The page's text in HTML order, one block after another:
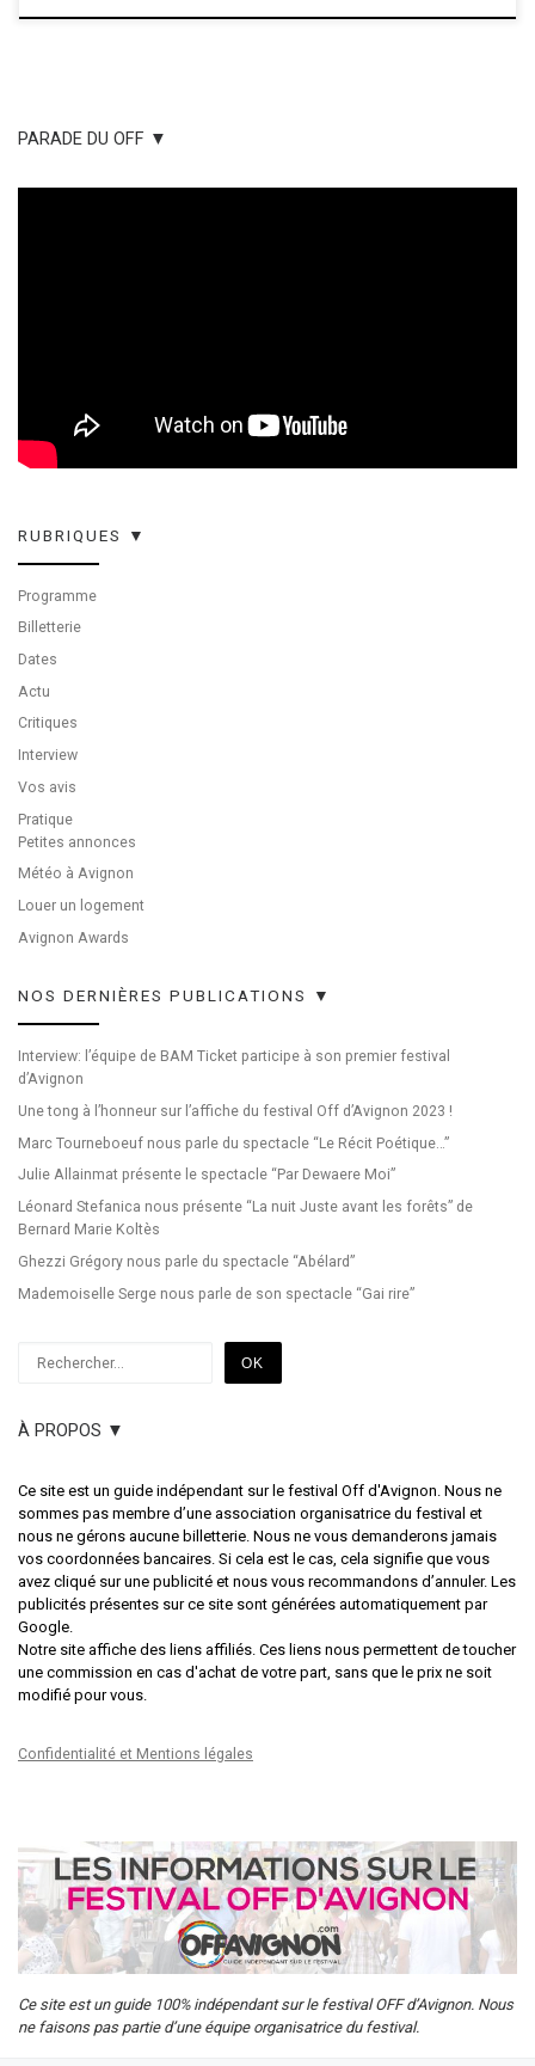
PARADE DU OFF ▼
RUBRIQUES ▼
Programme
Billetterie
Dates
Actu
Critiques
Interview
Vos avis
Pratique
Petites annonces
Météo à Avignon
Louer un logement
Avignon Awards
NOS DERNIÈRES PUBLICATIONS ▼
Interview: l’équipe de BAM Ticket participe à son premier festival
d’Avignon
Une tong à l’honneur sur l’affiche du festival Off d’Avignon 2023 !
Marc Tourneboeuf nous parle du spectacle “Le Récit Poétique…”
Julie Allainmat présente le spectacle “Par Dewaere Moi”
Léonard Stefanica nous présente “La nuit Juste avant les forêts” de
Bernard Marie Koltès
Ghezzi Grégory nous parle du spectacle “Abélard”
Mademoiselle Serge nous parle de son spectacle “Gai rire”
OK
À PROPOS ▼
Ce site est un guide indépendant sur le festival Off d'Avignon. Nous ne
sommes pas membre d’une association organisatrice du festival et
nous ne gérons aucune billetterie. Nous ne vous demanderons jamais
vos coordonnées bancaires. Si cela est le cas, cela signifie que vous
avez cliqué sur une publicité et nous vous recommandons d’annuler. Les
publicités présentes sur ce site sont générées automatiquement par
Google.
Notre site affiche des liens affiliés. Ces liens nous permettent de toucher
une commission en cas d'achat de votre part, sans que le prix ne soit
modifié pour vous.
Confidentialité et Mentions légales
Ce site est un guide 100% indépendant sur le festival OFF d’Avignon. Nous
ne faisons pas partie d’une équipe organisatrice du festival.